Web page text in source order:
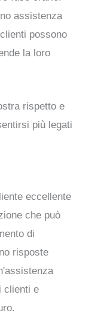
assistenza
possono
la loro
rispetto e
più legati
eccellente
che può
di
risposte
clienti e